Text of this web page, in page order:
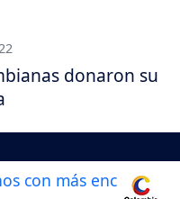
donaron su